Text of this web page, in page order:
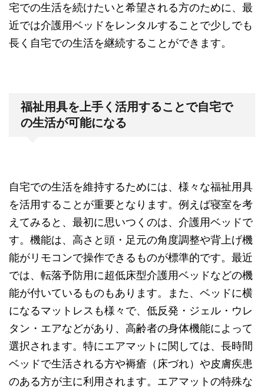
宅での生活を続けたいと希望される方のために、最
近では介護用ベッドをレンタルすることで少しでも
長く自宅での生活を継続することができます。
福祉用具を上手く活用することで自宅で
の生活が可能になる
自宅での生活を維持するためには、様々な福祉用具
を活用することが重要となります。例えば寝室を考
えてみると、最初に思いつくのは、介護用ベッドで
す。機能は、高さと頭・足元の角度調整や背上げ機
能がリモコンで操作できるものが標準的です。最近
では、転落予防用に超低床型介護用ベッドなどの機
能が付いているものもあります。また、ベッドに横
になるマットレスも様々で、低反発・ジェル・ウレ
タン・エアなどがあり、高齢者の身体機能によって
選択されます。特にエアマットに関しては、長時間
ベッドで生活される方や褥瘡（床づれ）や皮膚疾患
のある方が主に利用されます。エアマットの特殊な